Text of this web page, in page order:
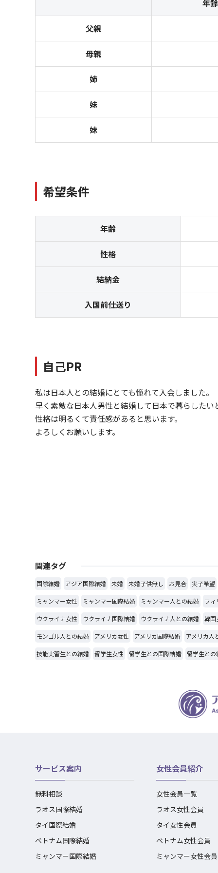
年齢
父親
母親
姉
妹
妹
希望条件
年齢
性格
結納金
入国前仕送り
自己PR
私は日本人との結婚にとても憧れて入会しました。
早く素敵な日本人男性と結婚して日本で暮らしたい
性格は明るくて責任感があると思います。
よろしくお願いします。
関連タグ
国際結婚 アジア国際結婚 未婚 未婚子供無し お見合 実子希望
ミャンマー女性 ミャンマー国際結婚 ミャンマー人との結婚 フィ
ウクライナ女性 ウクライナ国際結婚 ウクライナ人との結婚 韓国
モンゴル人との結婚 アメリカ女性 アメリカ国際結婚 アメリカ人
技能実習生との結婚 留学生女性 留学生との国際結婚 留学生との
サービス案内
無料相談
ラオス国際結婚
タイ国際結婚
ベトナム国際結婚
ミャンマー国際結婚
女性会員紹介
女性会員一覧
ラオス女性会員
タイ女性会員
ベトナム女性会員
ミャンマー女性会員